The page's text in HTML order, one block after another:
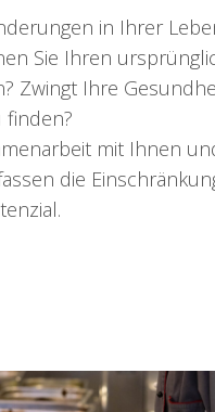
in Ihrer
Sie Ihren
Zwingt Ihre
finden?
mit Ihnen
die